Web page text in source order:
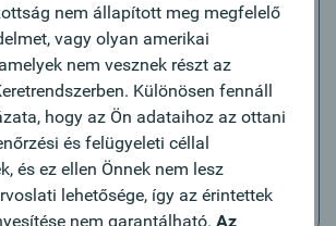
Felugró üzenetek
felugró üzenetben
üzenetek olyan szöveges
közvetlenül az okostelefon
meg.
nem állapított meg megfelelő
vagy olyan amerikai
nem vesznek részt az
Különösen fennáll
hogy az Ön adataihoz az ottani
és felügyeleti céllal
és ez ellen Önnek nem lesz
lehetősége, így az érintettek
nem garantálható. Az